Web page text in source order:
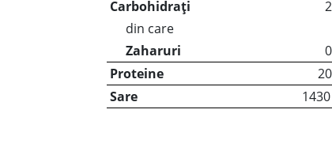
Carbohidrați
din care
Zaharuri
Proteine
Sare